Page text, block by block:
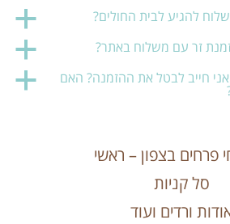
a להגיע לבית החולים?
a זר עם משלוח באתר?
a חייב לבטל את ההזמנה? האם
פרחים בצפון – ראשי
סל קניות
ורדים ועוד